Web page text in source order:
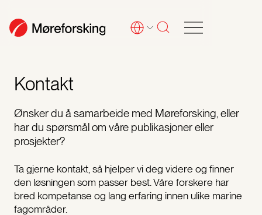
Kontakt
Ønsker du å samarbeide med Møreforsking, eller
har du spørsmål om våre publikasjoner eller
prosjekter?
Ta gjerne kontakt, så hjelper vi deg videre og finner
den løsningen som passer best. Våre forskere har
bred kompetanse og lang erfaring innen ulike marine
fagområder.